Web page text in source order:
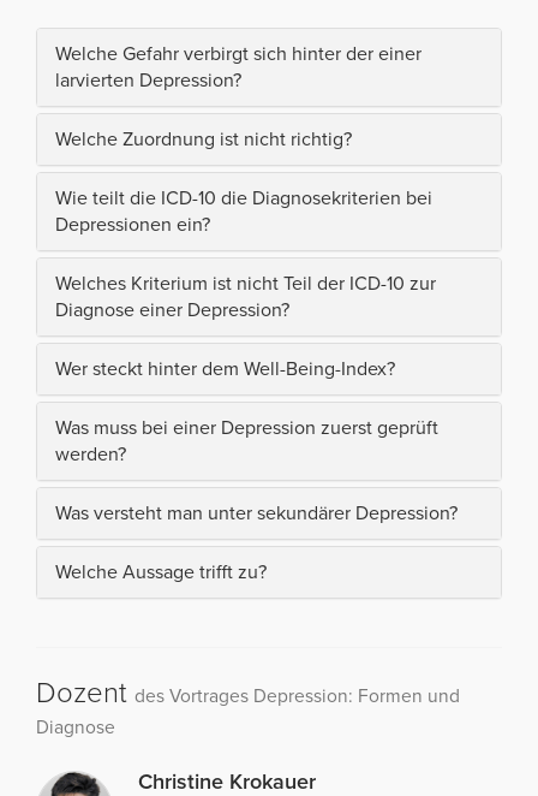
Welche Gefahr verbirgt sich hinter der einer
larvierten Depression?
Welche Zuordnung ist nicht richtig?
Wie teilt die ICD-10 die Diagnosekriterien bei
Depressionen ein?
Welches Kriterium ist nicht Teil der ICD-10 zur
Diagnose einer Depression?
Wer steckt hinter dem Well-Being-Index?
Was muss bei einer Depression zuerst geprüft
werden?
Was versteht man unter sekundärer Depression?
Welche Aussage trifft zu?
Dozent des Vortrages Depression: Formen und
Diagnose
Christine Krokauer